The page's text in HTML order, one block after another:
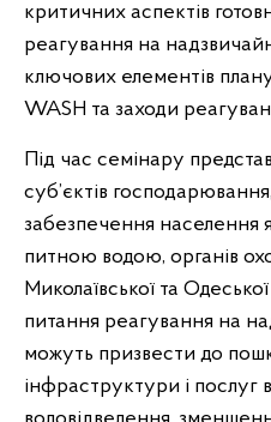
критичних аспектів
реагування на
ключових елементів
WASH та заходи
Під час семінару
суб’єктів
забезпечення населення
питною водою, органів
Миколаївської та
питання реагування на
можуть призвести до
інфраструктури і послуг